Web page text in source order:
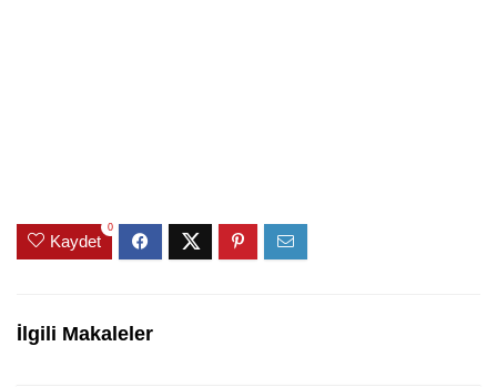
Kaydet
0
İlgili Makaleler